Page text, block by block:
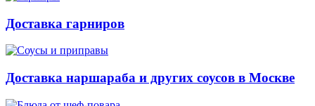
Доставка гарниров
Доставка наршараба и других соусов в Москве